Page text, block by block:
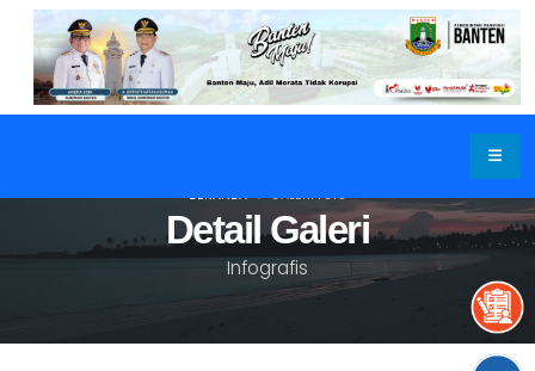
Detail Galeri
Infografis
BERANDA GALERI FOTO